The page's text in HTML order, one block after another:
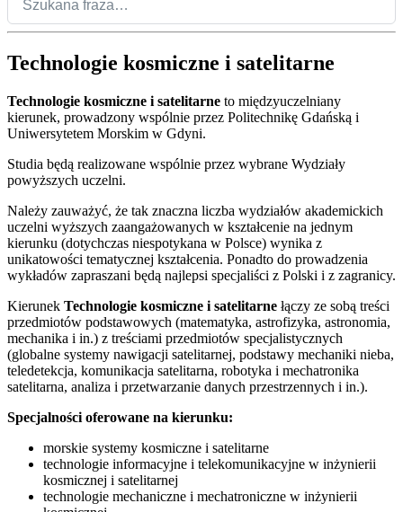
Technologie kosmiczne i satelitarne
Technologie kosmiczne i satelitarne to międzyuczelniany
kierunek, prowadzony wspólnie przez Politechnikę Gdańską i
Uniwersytetem Morskim w Gdyni.
Studia będą realizowane wspólnie przez wybrane Wydziały
powyższych uczelni.
Należy zauważyć, że tak znaczna liczba wydziałów akademickich
uczelni wyższych zaangażowanych w kształcenie na jednym
kierunku (dotychczas niespotykana w Polsce) wynika z
unikatowości tematycznej kształcenia. Ponadto do prowadzenia
wykładów zapraszani będą najlepsi specjaliści z Polski i z zagranicy.
Kierunek Technologie kosmiczne i satelitarne łączy ze sobą treści
przedmiotów podstawowych (matematyka, astrofizyka, astronomia,
mechanika i in.) z treściami przedmiotów specjalistycznych
(globalne systemy nawigacji satelitarnej, podstawy mechaniki nieba,
teledetekcja, komunikacja satelitarna, robotyka i mechatronika
satelitarna, analiza i przetwarzanie danych przestrzennych i in.).
Specjalności oferowane na kierunku:
morskie systemy kosmiczne i satelitarne
technologie informacyjne i telekomunikacyjne w inżynierii
kosmicznej i satelitarnej
technologie mechaniczne i mechatroniczne w inżynierii